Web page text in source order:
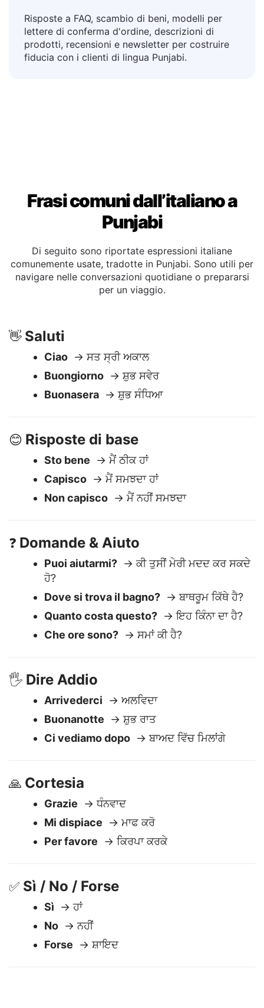
Risposte a FAQ, scambio di beni, modelli per
lettere di conferma d'ordine, descrizioni di
prodotti, recensioni e newsletter per costruire
fiducia con i clienti di lingua Punjabi.
Frasi comuni dall’italiano a
Punjabi
Di seguito sono riportate espressioni italiane
comunemente usate, tradotte in Punjabi. Sono utili per
navigare nelle conversazioni quotidiane o prepararsi
per un viaggio.
👋 Saluti
Ciao → ਸਤ ਸ੍ਰੀ ਅਕਾਲ
Buongiorno → ਸ਼ੁਭ ਸਵੇਰ
Buonasera → ਸ਼ੁਭ ਸੰਧਿਆ
😊 Risposte di base
Sto bene → ਮੈਂ ਠੀਕ ਹਾਂ
Capisco → ਮੈਂ ਸਮਝਦਾ ਹਾਂ
Non capisco → ਮੈਂ ਨਹੀਂ ਸਮਝਦਾ
❓ Domande & Aiuto
Puoi aiutarmi? → ਕੀ ਤੁਸੀਂ ਮੇਰੀ ਮਦਦ ਕਰ ਸਕਦੇ
ਹੋ?
Dove si trova il bagno? → ਬਾਥਰੂਮ ਕਿੱਥੇ ਹੈ?
Quanto costa questo? → ਇਹ ਕਿੰਨਾ ਦਾ ਹੈ?
Che ore sono? → ਸਮਾਂ ਕੀ ਹੈ?
🖐️ Dire Addio
Arrivederci → ਅਲਵਿਦਾ
Buonanotte → ਸ਼ੁਭ ਰਾਤ
Ci vediamo dopo → ਬਾਅਦ ਵਿੱਚ ਮਿਲਾਂਗੇ
🙏 Cortesia
Grazie → ਧੰਨਵਾਦ
Mi dispiace → ਮਾਫ ਕਰੋ
Per favore → ਕਿਰਪਾ ਕਰਕੇ
✅ Sì / No / Forse
Sì → ਹਾਂ
No → ਨਹੀਂ
Forse → ਸ਼ਾਇਦ